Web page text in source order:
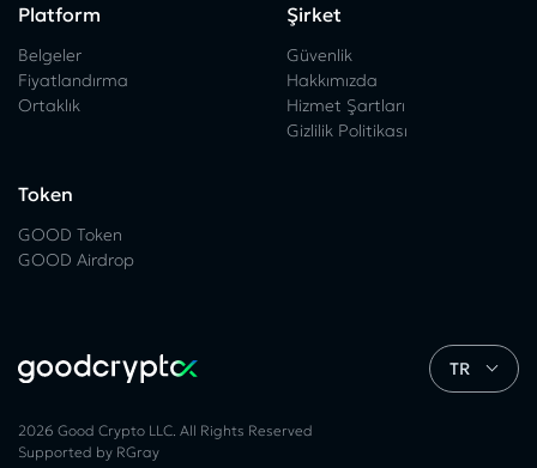
TR
2026 Good Crypto LLC. All Rights Reserved
Supported by RGray
Platform
Belgeler
Fiyatlandırma
Ortaklık
Şirket
Güvenlik
Hakkımızda
Hizmet Şartları
Gizlilik Politikası
Token
GOOD Token
GOOD Airdrop